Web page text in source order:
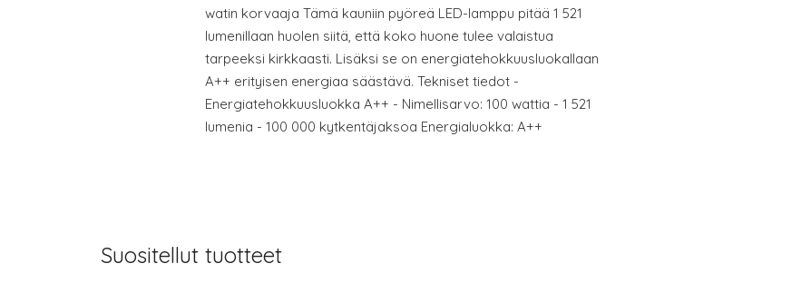
watin korvaaja Tämä kauniin pyöreä LED-lamppu pitää 1 521
lumenillaan huolen siitä, että koko huone tulee valaistua
tarpeeksi kirkkaasti. Lisäksi se on energiatehokkuusluokallaan
A++ erityisen energiaa säästävä. Tekniset tiedot -
Energiatehokkuusluokka A++ - Nimellisarvo: 100 wattia - 1 521
lumenia - 100 000 kytkentäjaksoa Energialuokka: A++
Suositellut tuotteet